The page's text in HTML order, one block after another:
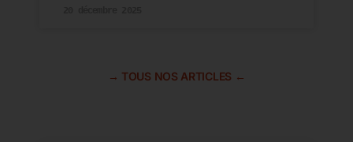
→ TOUS NOS ARTICLES ←